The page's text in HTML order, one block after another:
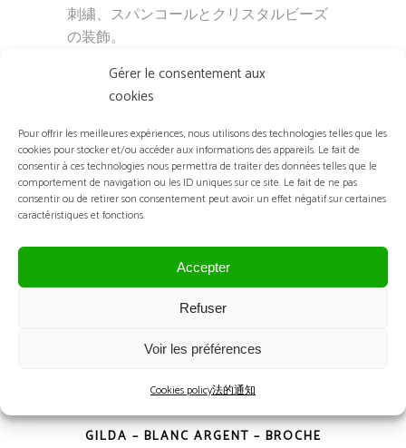
Gérer le consentement aux
cookies
Pour offrir les meilleures expériences, nous utilisons des technologies telles que les
cookies pour stocker et/ou accéder aux informations des appareils. Le fait de
consentir à ces technologies nous permettra de traiter des données telles que le
comportement de navigation ou les ID uniques sur ce site. Le fait de ne pas
consentir ou de retirer son consentement peut avoir un effet négatif sur certaines
caractéristiques et fonctions.
Accepter
Refuser
Voir les préférences
Cookies policy法的通知
刺繍、スパンコールとクリスタルビーズ
の装飾。
こちらもおすすめ…
GILDA – BLANC ARGENT – BROCHE